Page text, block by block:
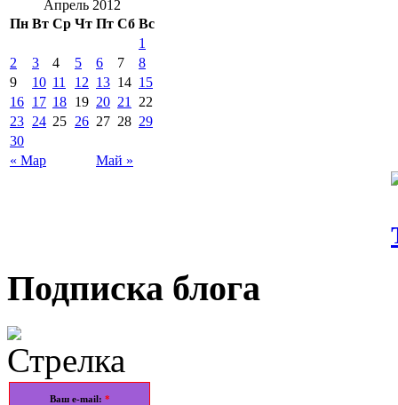
Апрель 2012
Пн Вт Ср Чт Пт Сб Вс
« Мар Май »
1
2
3 4 5 6 7
8
9
10 11 12 13 14 15
16 17 18 19 20 21
22
23 24 25 26 27 28 29
30
Подписка блога
Ваш e-mail: *